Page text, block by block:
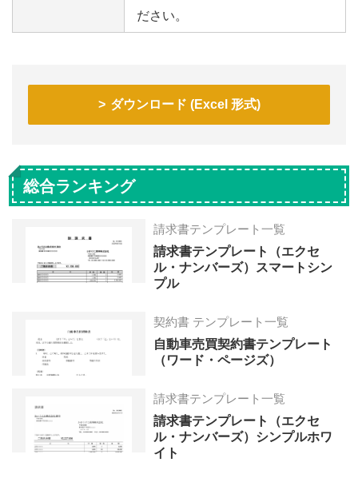
ださい。
ダウンロード (Excel 形式)
総合ランキング
請求書テンプレート一覧
請求書テンプレート（エクセ
ル・ナンバーズ）スマートシン
プル
契約書 テンプレート一覧
自動車売買契約書テンプレート
（ワード・ページズ）
請求書テンプレート一覧
請求書テンプレート（エクセ
ル・ナンバーズ）シンプルホワ
イト